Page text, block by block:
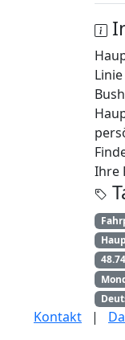
Ihre
Kontakt |